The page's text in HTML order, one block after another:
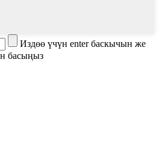
Издөө үчүн enter баскычын же
басыңыз